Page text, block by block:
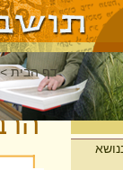
דף הבית